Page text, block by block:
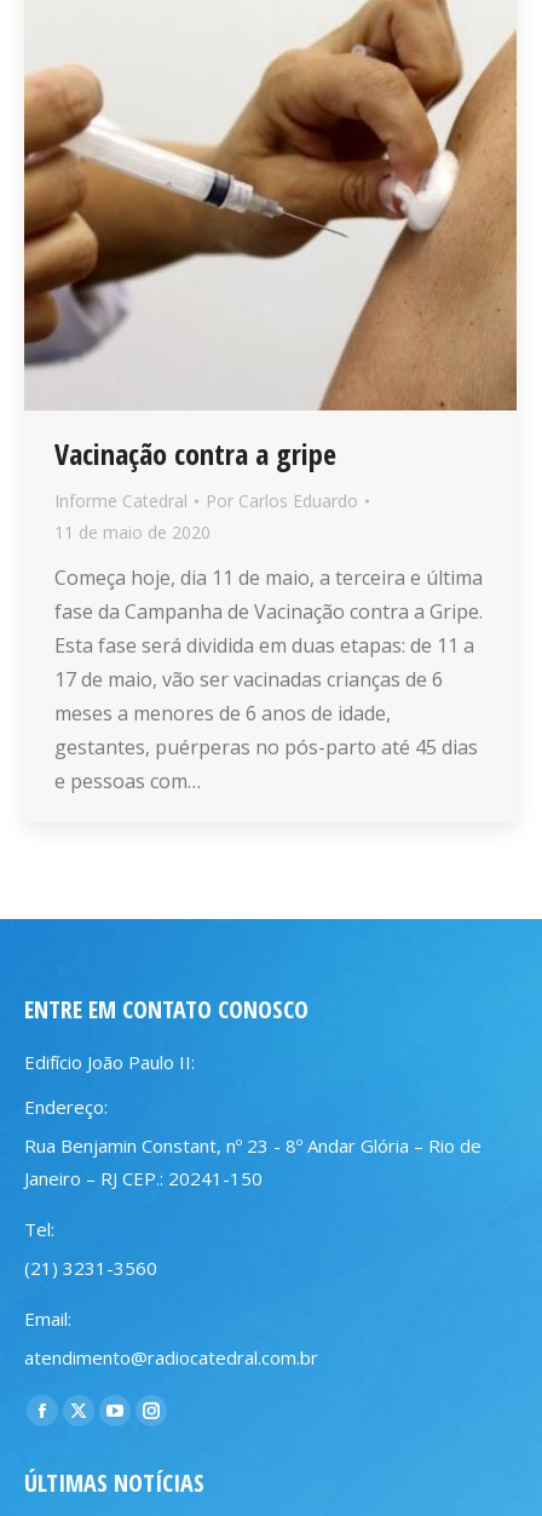
Vacinação contra a gripe
Informe Catedral Por Carlos Eduardo
11 de maio de 2020
Começa hoje, dia 11 de maio, a terceira e última
fase da Campanha de Vacinação contra a Gripe.
Esta fase será dividida em duas etapas: de 11 a
17 de maio, vão ser vacinadas crianças de 6
meses a menores de 6 anos de idade,
gestantes, puérperas no pós-parto até 45 dias
e pessoas com…
ENTRE EM CONTATO CONOSCO
Edifício João Paulo II:
Endereço:
Rua Benjamin Constant, nº 23 - 8º Andar Glória – Rio de
Janeiro – RJ CEP.: 20241-150
Tel:
(21) 3231-3560
Email:
atendimento@radiocatedral.com.br
Encontre-nos em:
Facebook
opens
X
opens
YouTube
opens
Instagram
opens
ÚLTIMAS NOTÍCIAS